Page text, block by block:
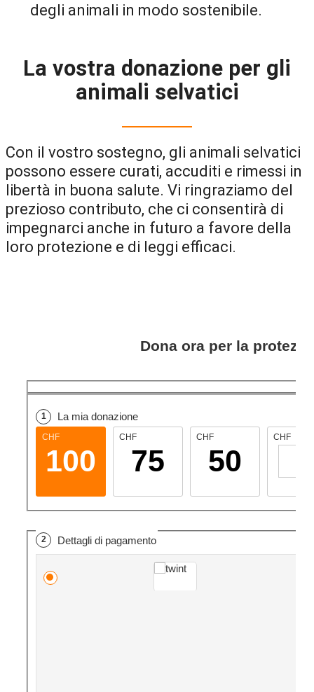
degli animali in modo sostenibile.
La vostra donazione per gli
animali selvatici
Con il vostro sostegno, gli animali selvatici
possono essere curati, accuditi e rimessi in
libertà in buona salute. Vi ringraziamo del
prezioso contributo, che ci consentirà di
impegnarci anche in futuro a favore della
loro protezione e di leggi efficaci.